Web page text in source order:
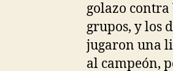
golazo contra
grupos, y los
jugaron una
al campeón,